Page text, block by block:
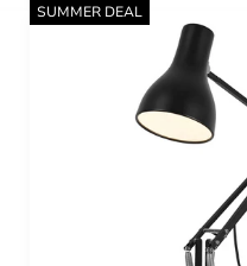
SUMMER DEAL